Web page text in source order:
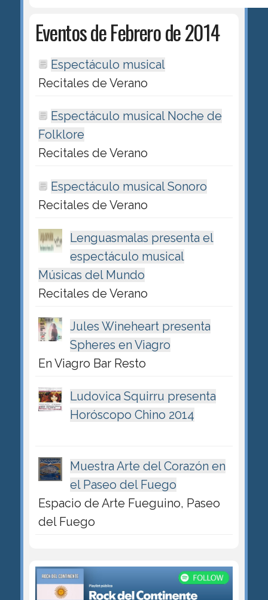
Eventos de Febrero de 2014
Espectáculo musical
Recitales de Verano
Espectáculo musical Noche de
Folklore
Recitales de Verano
Espectáculo musical Sonoro
Recitales de Verano
Lenguasmalas presenta el
espectáculo musical
Músicas del Mundo
Recitales de Verano
Jules Wineheart presenta
Spheres en Viagro
En Viagro Bar Resto
Ludovica Squirru presenta
Horóscopo Chino 2014
Muestra Arte del Corazón en
el Paseo del Fuego
Espacio de Arte Fueguino, Paseo
del Fuego